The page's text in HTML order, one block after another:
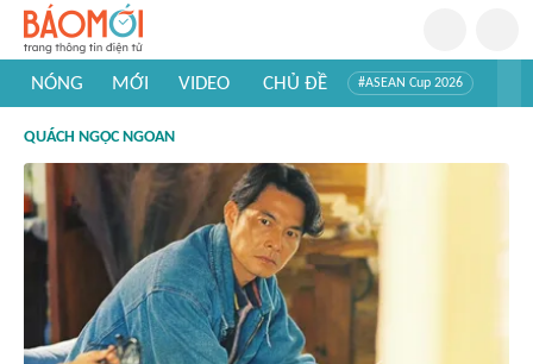
NÓNG MỚI VIDEO CHỦ ĐỀ #ASEAN Cup 2026
#Khám phá thế giới
QUÁCH NGỌC NGOAN